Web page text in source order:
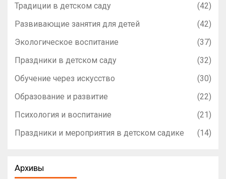
Традиции в детском саду
(42)
Развивающие занятия для детей
(42)
Экологическое воспитание
(37)
Праздники в детском саду
(32)
Обучение через искусство
(30)
Образование и развитие
(22)
Психология и воспитание
(21)
Праздники и мероприятия в детском садике
(14)
Архивы